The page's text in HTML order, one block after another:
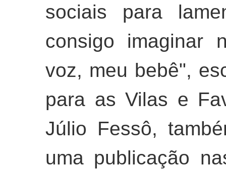
sociais para
consigo imaginar
voz, meu bebê",
para as Vilas e
Júlio Fessô,
uma publicação